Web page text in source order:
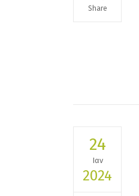
Share
24
Ιαν
2024